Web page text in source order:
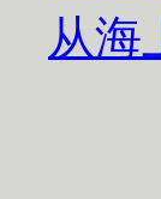
从海